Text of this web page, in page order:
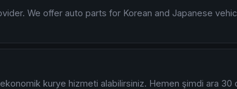
We offer auto parts for Korean and Japanese
kurye hizmeti alabilirsiniz. Hemen şimdi ara 30